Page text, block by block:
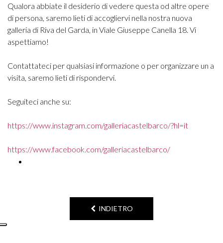
Qualora abbiate il desiderio di vedere questa od altre opere
di persona, saremo lieti di accogliervi nella nostra nuova
galleria di Riva del Garda, in Viale Giuseppe Canella 18. Vi
aspettiamo!
Contattateci per qualsiasi informazione o per organizzare un a
visita, saremo lieti di rispondervi.
Seguiteci anche su:
https://www.instagram.com/galleriacastelbarco/?hl=it
https://www.facebook.com/galleriacastelbarco/
INDIETRO